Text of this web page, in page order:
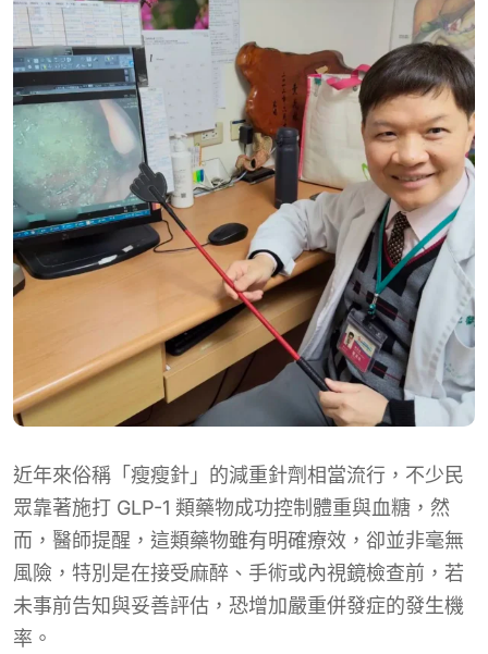
近年來俗稱「瘦瘦針」的減重針劑相當流行，不少民
眾靠著施打 GLP-1 類藥物成功控制體重與血糖，然
而，醫師提醒，這類藥物雖有明確療效，卻並非毫無
風險，特別是在接受麻醉、手術或內視鏡檢查前，若
未事前告知與妥善評估，恐增加嚴重併發症的發生機
率。